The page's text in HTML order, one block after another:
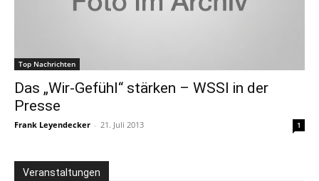
Top Nachrichten
Das „Wir-Gefühl“ stärken – WSSI in der
Presse
Frank Leyendecker - 21. Juli 2013 1
Veranstaltungen